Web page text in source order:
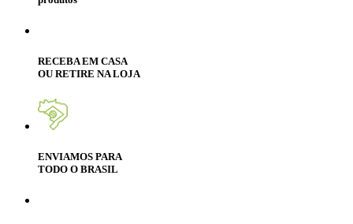
RECEBA EM CASA
OU RETIRE NA LOJA
ENVIAMOS PARA
TODO O BRASIL